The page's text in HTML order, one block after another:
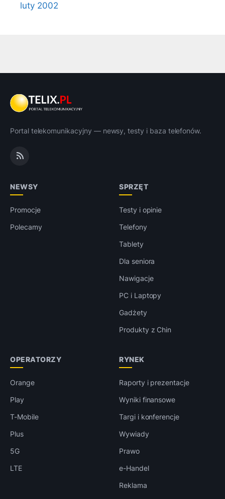
luty 2002
Portal telekomunikacyjny — newsy, testy i baza telefonów.
NEWSY
Promocje
Polecamy
SPRZĘT
Testy i opinie
Telefony
Tablety
Dla seniora
Nawigacje
PC i Laptopy
Gadżety
Produkty z Chin
OPERATORZY
Orange
Play
T-Mobile
Plus
5G
LTE
RYNEK
Raporty i prezentacje
Wyniki finansowe
Targi i konferencje
Wywiady
Prawo
e-Handel
Reklama